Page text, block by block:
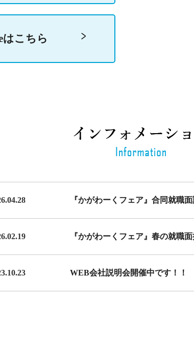
はこちら
『かがわーくフェア』合同就職
『かがわーくフェア』春の就職
WEB会社説明会開催中です！！